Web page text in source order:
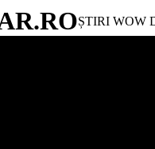
.ROȘTIRI WOW